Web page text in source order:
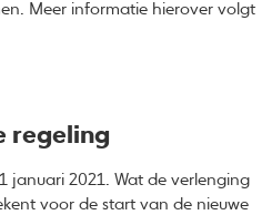
Meer informatie hierover volgt
regeling
januari 2021. Wat de verlenging
voor de start van de nieuwe